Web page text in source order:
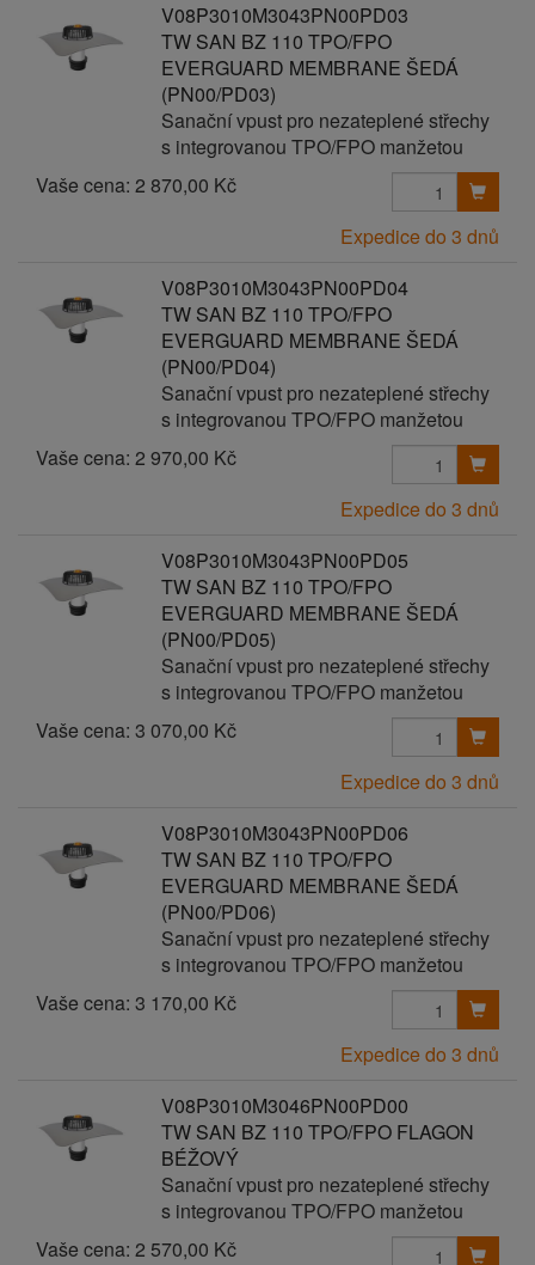
V08P3010M3043PN00PD03
TW SAN BZ 110 TPO/FPO
EVERGUARD MEMBRANE ŠEDÁ
(PN00/PD03)
Sanační vpust pro nezateplené střechy
s integrovanou TPO/FPO manžetou
Vaše cena: 2 870,00 Kč
Expedice do 3 dnů
V08P3010M3043PN00PD04
TW SAN BZ 110 TPO/FPO
EVERGUARD MEMBRANE ŠEDÁ
(PN00/PD04)
Sanační vpust pro nezateplené střechy
s integrovanou TPO/FPO manžetou
Vaše cena: 2 970,00 Kč
Expedice do 3 dnů
V08P3010M3043PN00PD05
TW SAN BZ 110 TPO/FPO
EVERGUARD MEMBRANE ŠEDÁ
(PN00/PD05)
Sanační vpust pro nezateplené střechy
s integrovanou TPO/FPO manžetou
Vaše cena: 3 070,00 Kč
Expedice do 3 dnů
V08P3010M3043PN00PD06
TW SAN BZ 110 TPO/FPO
EVERGUARD MEMBRANE ŠEDÁ
(PN00/PD06)
Sanační vpust pro nezateplené střechy
s integrovanou TPO/FPO manžetou
Vaše cena: 3 170,00 Kč
Expedice do 3 dnů
V08P3010M3046PN00PD00
TW SAN BZ 110 TPO/FPO FLAGON
BÉŽOVÝ
Sanační vpust pro nezateplené střechy
s integrovanou TPO/FPO manžetou
Vaše cena: 2 570,00 Kč